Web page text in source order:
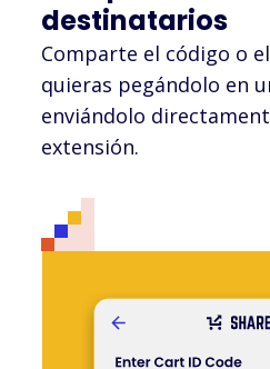
destinatarios
Comparte el código o
quieras pegándolo en
enviándolo
extensión.